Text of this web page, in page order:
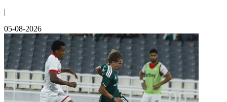
|
05-08-2026